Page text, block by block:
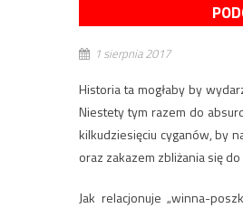
1 sierpnia 2017
Historia ta mogłaby by
Niestety tym razem do
kilkudziesięciu cyganów, by
oraz zakazem zbliżania się
Jak relacjonuje „winna-